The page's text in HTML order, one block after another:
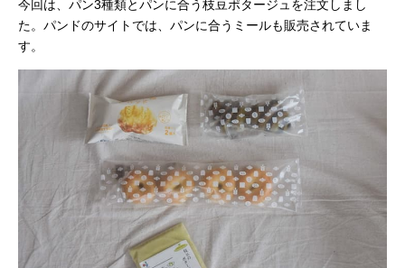
今回は、パン3種類とパンに合う枝豆ポタージュを注文しまし
た。パンドのサイトでは、パンに合うミールも販売されていま
す。